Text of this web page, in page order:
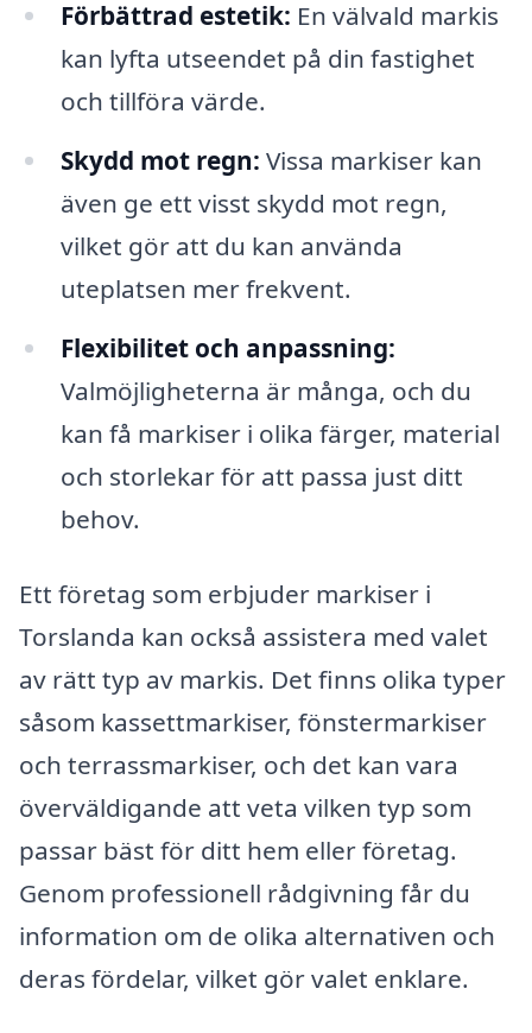
Förbättrad estetik: En välvald markis
kan lyfta utseendet på din fastighet
och tillföra värde.
Skydd mot regn: Vissa markiser kan
även ge ett visst skydd mot regn,
vilket gör att du kan använda
uteplatsen mer frekvent.
Flexibilitet och anpassning:
Valmöjligheterna är många, och du
kan få markiser i olika färger, material
och storlekar för att passa just ditt
behov.
Ett företag som erbjuder markiser i
Torslanda kan också assistera med valet
av rätt typ av markis. Det finns olika typer
såsom kassettmarkiser, fönstermarkiser
och terrassmarkiser, och det kan vara
överväldigande att veta vilken typ som
passar bäst för ditt hem eller företag.
Genom professionell rådgivning får du
information om de olika alternativen och
deras fördelar, vilket gör valet enklare.